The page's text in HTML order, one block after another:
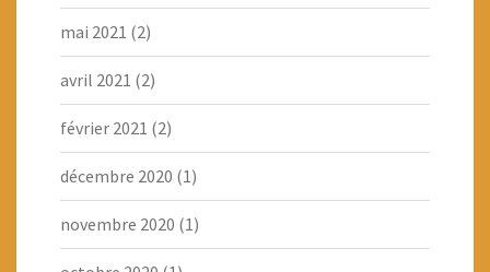
mai 2021 (2)
avril 2021 (2)
février 2021 (2)
décembre 2020 (1)
novembre 2020 (1)